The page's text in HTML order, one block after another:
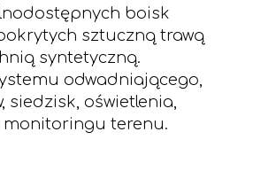
boisk
sztuczną trawą
syntetyczną.
odwadniającego,
siedzisk, oświetlenia,
terenu.